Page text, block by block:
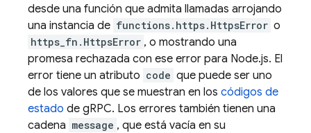
desde una función que admita llamadas arrojando
una instancia de functions.https.HttpsError o
https_fn.HttpsError , o mostrando una
promesa rechazada con ese error para Node.js. El
error tiene un atributo code que puede ser uno
de los valores que se muestran en los códigos de
estado de gRPC. Los errores también tienen una
cadena message , que está vacía en su